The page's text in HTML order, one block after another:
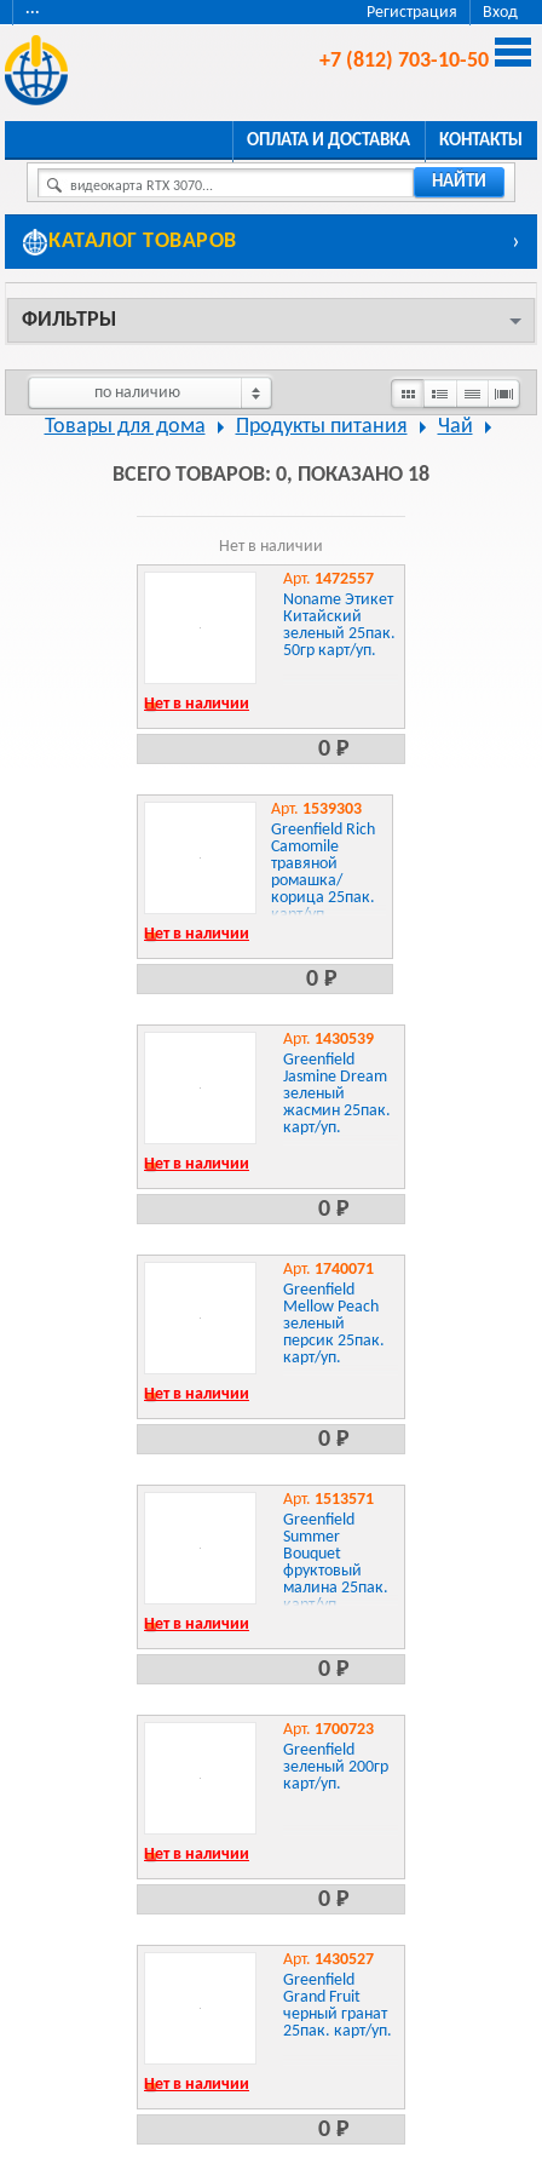
Регистрация Вход
···
+7 (812) 703-10-50
ОПЛАТА И ДОСТАВКА КОНТАКТЫ
видеокарта RTX 3070... НАЙТИ
КАТАЛОГ ТОВАРОВ ›
ФИЛЬТРЫ
по наличию
Товары для дома Продукты питания Чай
ВСЕГО ТОВАРОВ: 0, ПОКАЗАНО 18
Нет в наличии
Арт. 1472557
Noname Этикет
Китайский
зеленый 25пак.
50гр карт/уп.
Нет в наличии
0 Р
Арт. 1539303
Greenfield Rich
Camomile
травяной
ромашка/
корица 25пак.
карт/уп.
Нет в наличии
0 Р
Арт. 1430539
Greenfield
Jasmine Dream
зеленый
жасмин 25пак.
карт/уп.
Нет в наличии
0 Р
Арт. 1740071
Greenfield
Mellow Peach
зеленый
персик 25пак.
карт/уп.
Нет в наличии
0 Р
Арт. 1513571
Greenfield
Summer
Bouquet
фруктовый
малина 25пак.
карт/уп.
Нет в наличии
0 Р
Арт. 1700723
Greenfield
зеленый 200гр
карт/уп.
Нет в наличии
0 Р
Арт. 1430527
Greenfield
Grand Fruit
черный гранат
25пак. карт/уп.
Нет в наличии
0 Р